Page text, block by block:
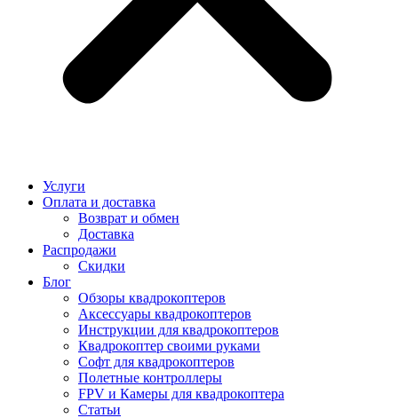
Услуги
Оплата и доставка
Возврат и обмен
Доставка
Распродажи
Скидки
Блог
Обзоры квадрокоптеров
Аксессуары квадрокоптеров
Инструкции для квадрокоптеров
Квадрокоптер своими руками
Софт для квадрокоптеров
Полетные контроллеры
FPV и Камеры для квадрокоптера
Статьи